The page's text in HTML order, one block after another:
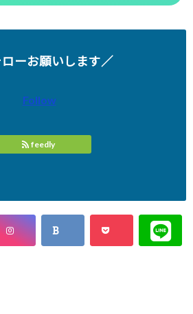
ーお願いします／
Follow
feedly